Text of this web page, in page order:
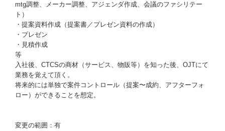
mtg調整、メーカー調整、アジェンダ作成、会議のファシリテー
ト）
・提案資料作成（提案書／プレゼン資料の作成）
・プレゼン
・見積作成
等
入社後、CTCSの商材（サービス、物販等）を知った後、OJTにて
業務を覚えて頂く。
将来的には単独で案件コントロール（提案〜成約、アフターフォ
ロー）ができることを想定。
変更の範囲：有